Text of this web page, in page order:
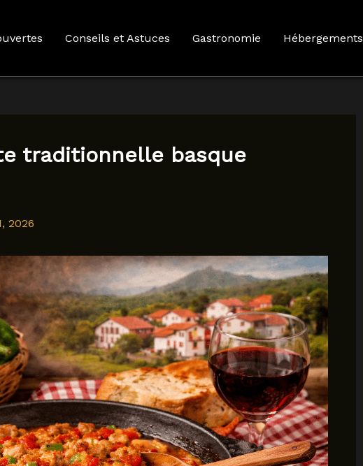
Conseils et Astuces Gastronomie Hébergements
traditionnelle basque
2026